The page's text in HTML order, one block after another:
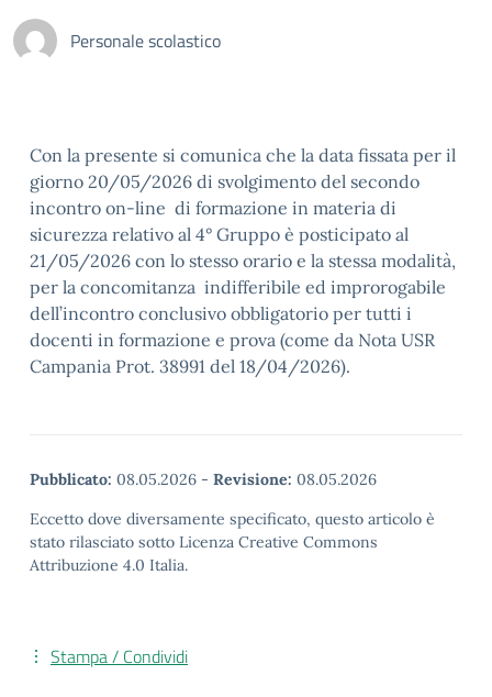
Personale scolastico
Con la presente si comunica che la data fissata per il
giorno 20/05/2026 di svolgimento del secondo
incontro on-line di formazione in materia di
sicurezza relativo al 4° Gruppo è posticipato al
21/05/2026 con lo stesso orario e la stessa modalità,
per la concomitanza indifferibile ed improrogabile
dell’incontro conclusivo obbligatorio per tutti i
docenti in formazione e prova (come da Nota USR
Campania Prot. 38991 del 18/04/2026).
Pubblicato: 08.05.2026 - Revisione: 08.05.2026
Eccetto dove diversamente specificato, questo articolo è
stato rilasciato sotto Licenza Creative Commons
Attribuzione 4.0 Italia.
Stampa / Condividi